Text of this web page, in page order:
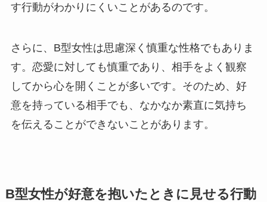
す行動がわかりにくいことがあるのです。
さらに、B型女性は思慮深く慎重な性格でもありま
す。恋愛に対しても慎重であり、相手をよく観察
してから心を開くことが多いです。そのため、好
意を持っている相手でも、なかなか素直に気持ち
を伝えることができないことがあります。
B型女性が好意を抱いたときに見せる行動